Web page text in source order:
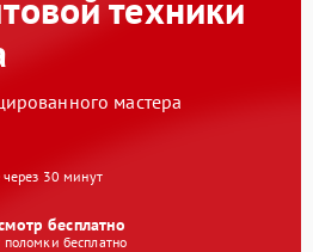
мастера
30 минут
бесплатно
бесплатно